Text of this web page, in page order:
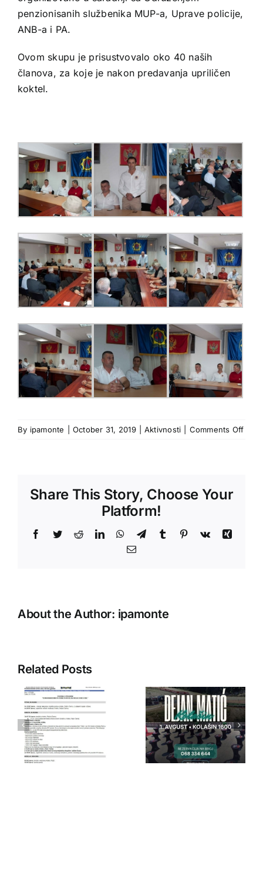
penzionisanih službenika MUP-a, Uprave policije,
ANB-a i PA.
Ovom skupu je prisustvovalo oko 40 naših
članova, za koje je nakon predavanja upriličen
koktel.
By ipamonte October 31, 2019 Aktivnosti Comments Offon
Share This Story, Choose Your
Platform!
Facebook
TwitterRedditLinkedInWhatsApp
TelegramTumblr Pinterest
Vk
Xing
Email
About the Author: ipamonte
Related Posts
IPA Crna
IPA Crna
Gora